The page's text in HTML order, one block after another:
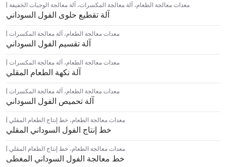
معدات معالجة الطعام،آلة معالجة المكسرات،آلة معالجة الوجبات الخفيفة
آلة تقطيع حلوى الفول السوداني
معدات معالجة الطعام،آلة معالجة المكسرات
آلة تقسيم الفول السوداني
معدات معالجة الطعام،آلة معالجة المكسرات
آلة نكهة الطعام المقلي
معدات معالجة الطعام،آلة معالجة المكسرات
آلة تحميص الفول السوداني
معدات معالجة الطعام، خط إنتاج الطعام المقلي
خط إنتاج الفول السوداني المقلي
معدات معالجة الطعام، خط إنتاج الطعام المقلي
خط معالجة الفول السوداني المغطى